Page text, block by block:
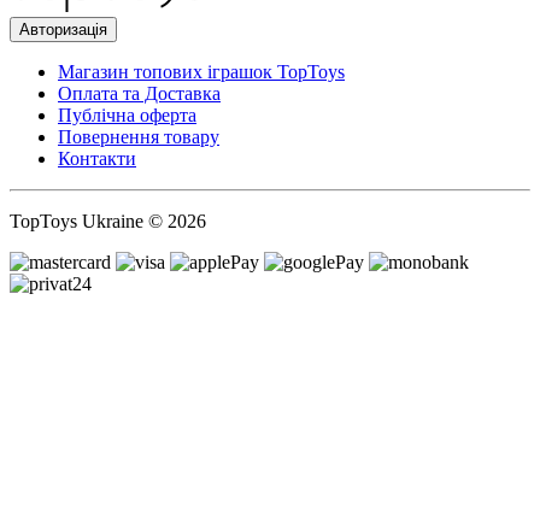
Авторизація
Магазин топових іграшок TopToys
Оплата та Доставка
Публічна оферта
Повернення товару
Контакти
TopToys Ukraine © 2026